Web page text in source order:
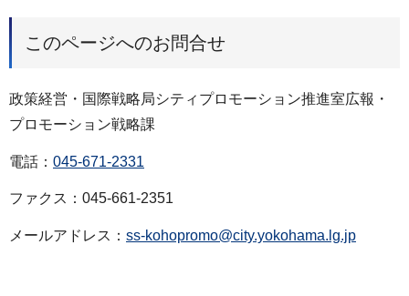
このページへのお問合せ
政策経営・国際戦略局シティプロモーション推進室広報・
プロモーション戦略課
電話： 045-671-2331
ファクス：045-661-2351
メールアドレス： ss-kohopromo@city.yokohama.lg.jp